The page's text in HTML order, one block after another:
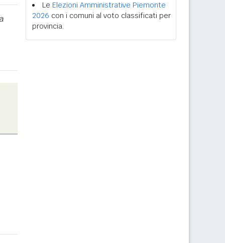
Le Elezioni Amministrative Piemonte
2026 con i comuni al voto classificati per
provincia.